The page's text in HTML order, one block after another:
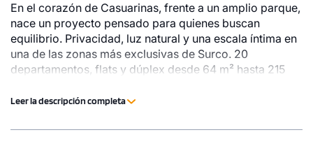
En el corazón de Casuarinas, frente a un amplio parque,
nace un proyecto pensado para quienes buscan
equilibrio. Privacidad, luz natural y una escala íntima en
una de las zonas más exclusivas de Surco. 20
departamentos, flats y dúplex desde 64 m² hasta 215
Leer la descripción completa